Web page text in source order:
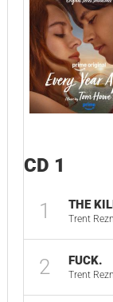
CD 1
1 THE
Trent
2 FUCK.
Trent